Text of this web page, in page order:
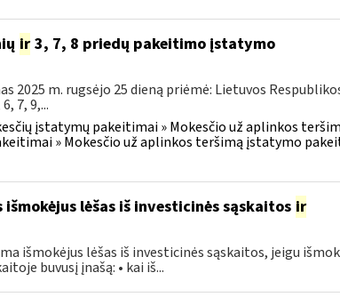
ir3, 7, 8 priedų pakeitimo įstatymo
2025 m. rugsėjo 25 dieną priėmė: Lietuvos
7, 9,...
įstatymų pakeitimai » Mokesčio už aplinkos
» Mokesčio už aplinkos teršimą įstatymo
lėšas iš investicinės sąskaitos ir
išmokėjus lėšas iš investicinės sąskaitos, jeigu
buvusį įnašą: • kai iš...